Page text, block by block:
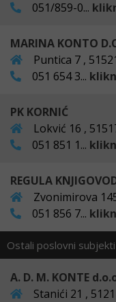
051/859-0...
MARINA KONTO
Puntica 7 ,
051 654 3...
PK KORNIĆ
Lokvić 16 ,
051 851 1...
REGULA
Zvonimirova
051 856 7...
Ostali poslovni
A. D. M. KONTE
Stanići 21 ,